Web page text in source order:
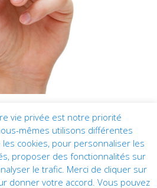
vie privée est notre priorité
mêmes utilisons différentes
cookies, pour personnaliser les
proposer des fonctionnalités sur
le trafic. Merci de cliquer sur
donner votre accord. Vous pouvez